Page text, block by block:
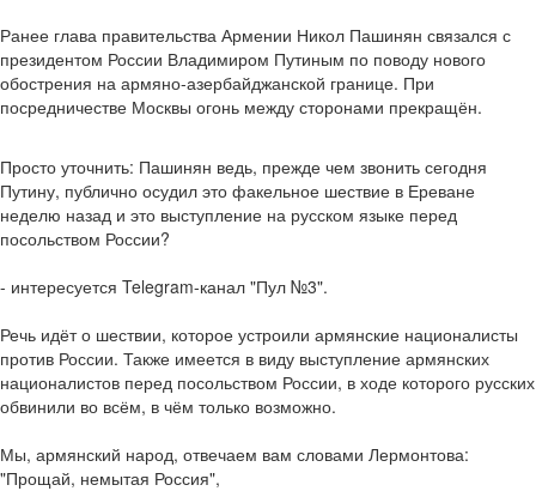
Ранее глава правительства Армении Никол Пашинян связался с
президентом России Владимиром Путиным по поводу нового
обострения на армяно-азербайджанской границе. При
посредничестве Москвы огонь между сторонами прекращён.
Просто уточнить: Пашинян ведь, прежде чем звонить сегодня
Путину, публично осудил это факельное шествие в Ереване
неделю назад и это выступление на русском языке перед
посольством России?
- интересуется Telegram-канал "Пул №3".
Речь идёт о шествии, которое устроили армянские националисты
против России. Также имеется в виду выступление армянских
националистов перед посольством России, в ходе которого русских
обвинили во всём, в чём только возможно.
Мы, армянский народ, отвечаем вам словами Лермонтова:
"Прощай, немытая Россия",